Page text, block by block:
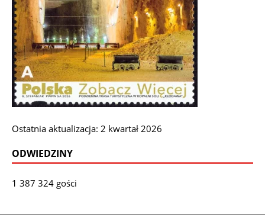
Ostatnia aktualizacja: 2 kwartał 2026
ODWIEDZINY
1 387 324 gości